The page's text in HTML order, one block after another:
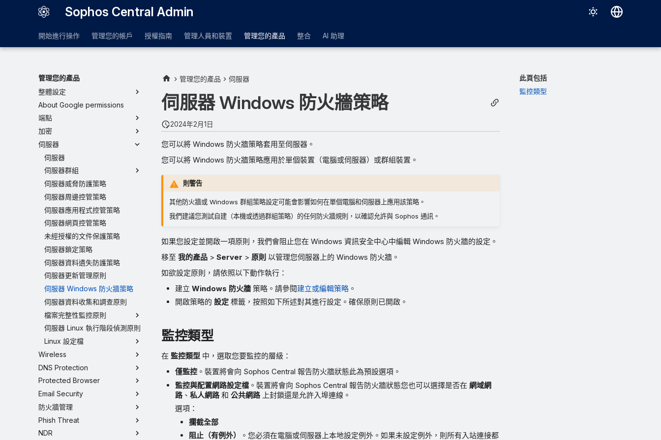
Sophos Central Admin
開始進行操作 管理您的帳戶 授權指南 管理人員和裝置 管理您的產品 整合 AI 助理
管理您的產品
帳戶健康情況檢查
網路地圖
日誌與報告
整體設定
About Google permissions
端點
加密
伺服器
伺服器
伺服器群組
伺服器威脅防護策略
伺服器周邊控管策略
伺服器應用程式控管策略
伺服器網頁控管策略
未經授權的文件保護策略
伺服器鎖定策略
伺服器資料遺失防護策略
伺服器更新管理原則
伺服器 Windows 防火牆策略
伺服器資料收集和調查原則
檔案完整性監控原則
伺服器 Linux 執行階段偵測原則
Linux 設定檔
Wireless
DNS Protection
Protected Browser
Email Security
防火牆管理
Phish Threat
NDR
此頁包括
監控類型
管理您的產品 伺服器
伺服器 Windows 防火牆策略
2024年2月1日
您可以將 Windows 防火牆策略套用至伺服器。
您可以將 Windows 防火牆策略應用於單個裝置（電腦或伺服器）或群組裝置。
則警告
其他防火牆或 Windows 群組策略設定可能會影響如何在單個電腦和伺服器上應用該策略。
我們建議您測試自建（本機或透過群組策略）的任何防火牆規則，以確認允許與 Sophos 通訊。
如果您設定並開啟一項原則，我們會阻止您在 Windows 資訊安全中心中編輯 Windows 防火牆的設定。
移至 我的產品 > Server > 原則 以管理您伺服器上的 Windows 防火牆。
如欲設定原則，請依照以下動作執行：
建立Windows 防火牆 策略。請參閱建立或編輯策略 。
開啟策略的設定 標籤，按照如下所述對其進行設定。確保原則已開啟。
監控類型
在 監控類型 中，選取您要監控的層級：
僅監控 。裝置將會向 Sophos Central 報告防火牆狀態此為預設選項。
監控與配置網路設定檔 。裝置將會向 Sophos Central 報告防火牆狀態您也可以選擇是否在網域網
路、私人網路和公共網路上封鎖還是允許入埠連線。
選項：
攔截全部
阻止（有例外）
。您必須在電腦或伺服器上本地設定例外。如果未設定例外，則所有入站連接都